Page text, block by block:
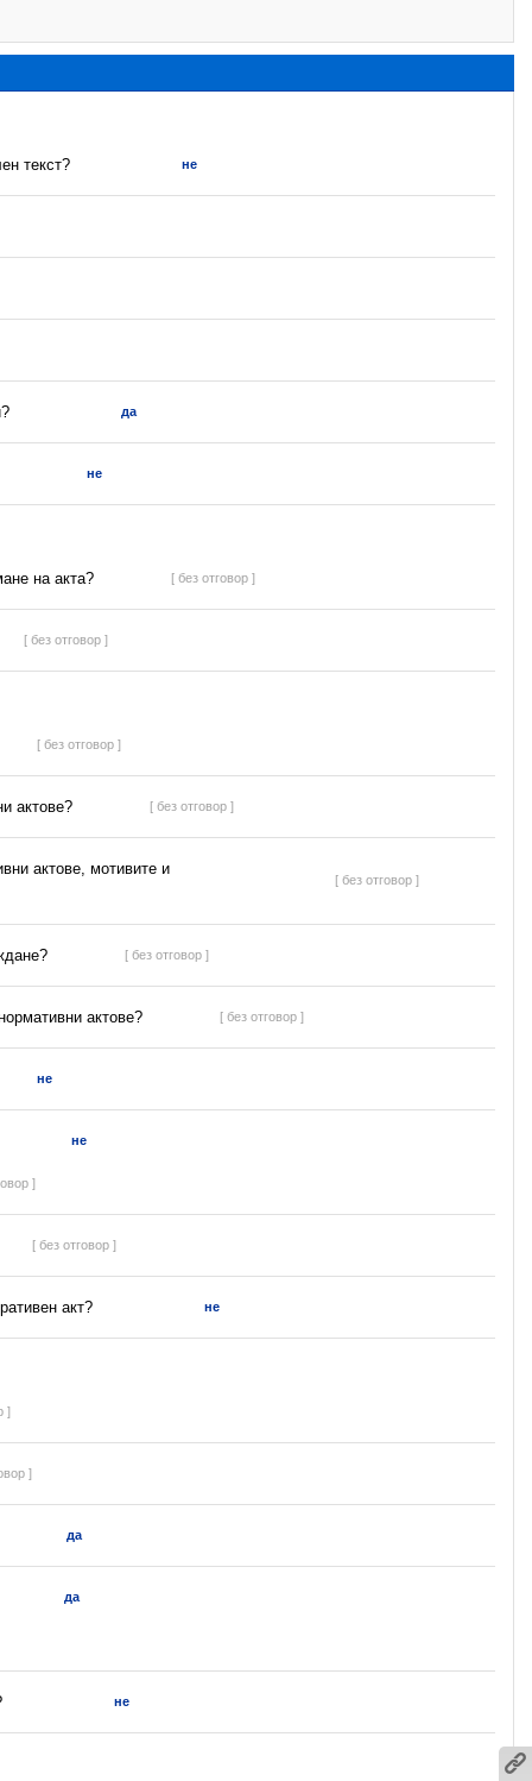
текст? не
да
не
на акта? [ без отговор ]
[ без отговор ]
[ без отговор ]
актове? [ без отговор ]
актове, мотивите и
[ без отговор ]
[ без отговор ]
актове? [ без отговор ]
не
не
]
[ без отговор ]
акт? не
]
]
да
да
не